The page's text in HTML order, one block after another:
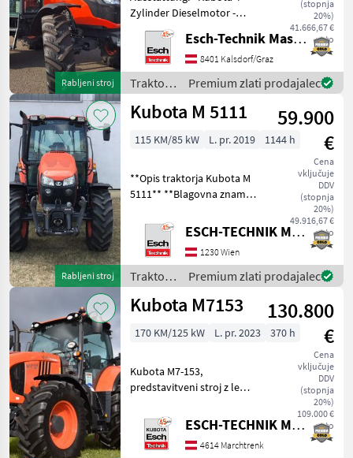
Rabljeni stroj
(stopnja
20%)
41.666,67 €
neto
Zylinder Dieselmotor -
Powershuttle, 18/18 -
Parkbremse - Luftsitz -
Klimanlage - 2dw
Steuergeräte hinten -
40km/h ECO pogon: štirik
Esch-Technik Maschinenhandels GmbH, Vertriebszentrum Süd
8401 Kalsdorf/Graz
Traktor /
Kubota
Premium zlati prodajalec
Rabljeni stroj
Kubota M 5111
59.900
€
Cena
vključuje
DDV
(stopnja
20%)
49.916,67 €
neto
115 KM/85 kW L. pr. 2019 1144 h
**Opis traktorja Kubota M
5111** **Blagovna znamka
**Proizvajalec:** Kubota -
**Model:** M 5111
**Tehnični podatki:** -
**Moč motorja:** 115 K
ESCH-TECHNIK Maschinenhandels GmbH, Wien
1230 Wien
Traktor /
Kubota
Premium zlati prodajalec
Kubota M7153
130.800
€
Cena
vključuje
DDV
(stopnja
20%)
109.000 €
neto
170 KM/125 kW L. pr. 2023 370 h
Kubota M7-153,
predstavitveni stroj z le
odličnem stanju! • 4-valjni,
16 ventilov • 6, 1 l delovne
prostornine • Turbinski
ESCH-TECHNIK Maschinenhandels GmbH, Marchtrenk
4614 Marchtrenk